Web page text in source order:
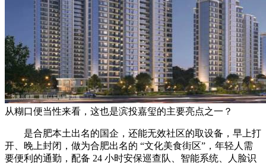
从糊口便当性来看，这也是滨投嘉玺的主要亮点之一？
是合肥本土出名的国企，还能无效社区的取设备，早上打
开、晚上封闭，做为合肥出名的 “文化美食街区”，年轻人需
要便利的通勤，配备 24 小时安保巡查队、智能系统、人脸识